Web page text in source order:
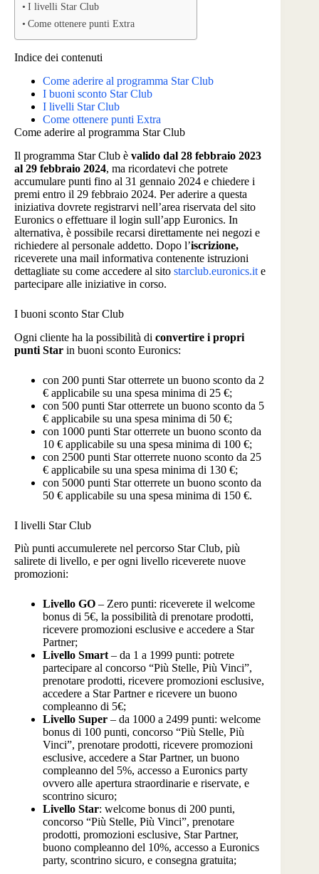
I livelli Star Club
Come ottenere punti Extra
Indice dei contenuti
Come aderire al programma Star Club
I buoni sconto Star Club
I livelli Star Club
Come ottenere punti Extra
Come aderire al programma Star Club
Il programma Star Club è valido dal 28 febbraio 2023
al 29 febbraio 2024, ma ricordatevi che potrete
accumulare punti fino al 31 gennaio 2024 e chiedere i
premi entro il 29 febbraio 2024. Per aderire a questa
iniziativa dovrete registrarvi nell’area riservata del sito
Euronics o effettuare il login sull’app Euronics. In
alternativa, è possibile recarsi direttamente nei negozi e
richiedere al personale addetto. Dopo l’iscrizione,
riceverete una mail informativa contenente istruzioni
dettagliate su come accedere al sito starclub.euronics.it e
partecipare alle iniziative in corso.
I buoni sconto Star Club
Ogni cliente ha la possibilità di convertire i propri
punti Star in buoni sconto Euronics:
con 200 punti Star otterrete un buono sconto da 2
€ applicabile su una spesa minima di 25 €;
con 500 punti Star otterrete un buono sconto da 5
€ applicabile su una spesa minima di 50 €;
con 1000 punti Star otterrete un buono sconto da
10 € applicabile su una spesa minima di 100 €;
con 2500 punti Star otterrete nuono sconto da 25
€ applicabile su una spesa minima di 130 €;
con 5000 punti Star otterrete un buono sconto da
50 € applicabile su una spesa minima di 150 €.
I livelli Star Club
Più punti accumulerete nel percorso Star Club, più
salirete di livello, e per ogni livello riceverete nuove
promozioni:
Livello GO – Zero punti: riceverete il welcome
bonus di 5€, la possibilità di prenotare prodotti,
ricevere promozioni esclusive e accedere a Star
Partner;
Livello Smart– da 1 a 1999 punti: potrete
partecipare al concorso “Più Stelle, Più Vinci”,
prenotare prodotti, ricevere promozioni esclusive,
accedere a Star Partner e ricevere un buono
compleanno di 5€;
Livello Super – da 1000 a 2499 punti: welcome
bonus di 100 punti, concorso “Più Stelle, Più
Vinci”, prenotare prodotti, ricevere promozioni
esclusive, accedere a Star Partner, un buono
compleanno del 5%, accesso a Euronics party
ovvero alle apertura straordinarie e riservate, e
scontrino sicuro;
Livello Star: welcome bonus di 200 punti,
concorso “Più Stelle, Più Vinci”, prenotare
prodotti, promozioni esclusive, Star Partner,
buono compleanno del 10%, accesso a Euronics
party, scontrino sicuro, e consegna gratuita;